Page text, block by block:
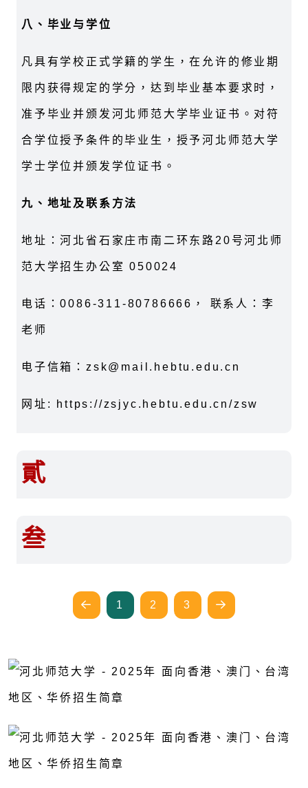
八、毕业与学位
凡具有学校正式学籍的学生，在允许的修业期
限内获得规定的学分，达到毕业基本要求时，
准予毕业并颁发河北师范大学毕业证书。对符
合学位授予条件的毕业生，授予河北师范大学
学士学位并颁发学位证书。
九、地址及联系方法
地址：河北省石家庄市南二环东路20号河北师
范大学招生办公室 050024
电话：0086-311-80786666， 联系人：李
老师
电子信箱：zsk@mail.hebtu.edu.cn
网址: https://zsjyc.hebtu.edu.cn/zsw
貳
叁
1 2 3